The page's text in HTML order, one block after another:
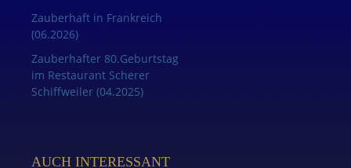
Zauberhaft in Frankreich
(06.2026)
Zauberhafter 80.Geburtstag
im Restaurant Scherer
Schiffweiler (04.2025)
AUCH INTERESSANT